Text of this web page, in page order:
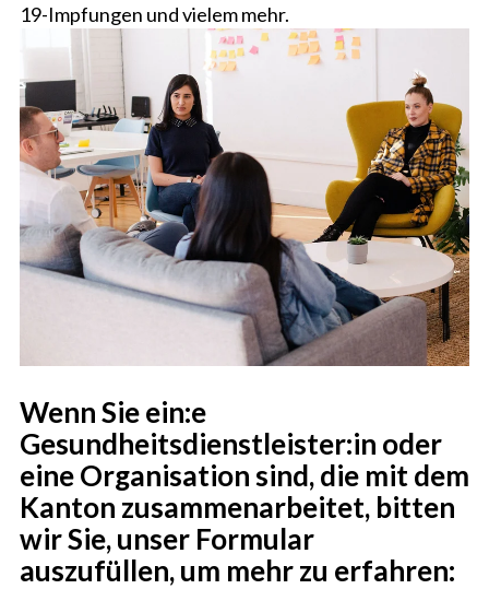
19-Impfungen und vielem mehr.
Wenn Sie ein:e
Gesundheitsdienstleister:in oder
eine Organisation sind, die mit dem
Kanton zusammenarbeitet, bitten
wir Sie, unser Formular
auszufüllen, um mehr zu erfahren: